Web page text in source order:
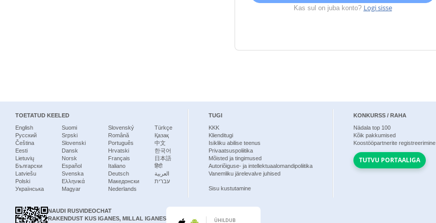
Kas sul on juba konto? Logi sisse
TOETATUD KEELED
English
Русский
Čeština
Eesti
Lietuvių
Български
Latviešu
Polski
Українська
Suomi
Srpski
Slovenski
Dansk
Norsk
Español
Svenska
Ελληνικά
Magyar
Slovenský
Română
Português
Hrvatski
Français
Italiano
Deutsch
Македонски
Nederlands
Türkçe
Қазақ
中文
한국어
日本語
हिंदी
العربية
עברית
TUGI
KKK
Klienditugi
Isikliku abilise teenus
Privaatsuspoliitika
Mõisted ja tingimused
Autoriõiguse- ja intellektuaalomandipoliitika
Vanemliku järelevalve juhised
Sisu kustutamine
KONKURSS / RAHA
Nädala top 100
Kõik pakkumised
Koostööpartnerite registreerimine
TUTVU PORTAALIGA
NAUDI RUSVIDEOCHAT
RAKENDUST KUS IGANES, MILLAL IGANES
ÜHILDUB